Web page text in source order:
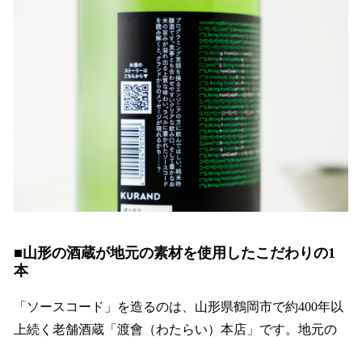
■山形の酒蔵が地元の素材を使用したこだわりの1
本
「ソースコード」を造るのは、山形県鶴岡市で約400年以
上続く老舗酒蔵「渡會（わたらい）本店」です。地元の